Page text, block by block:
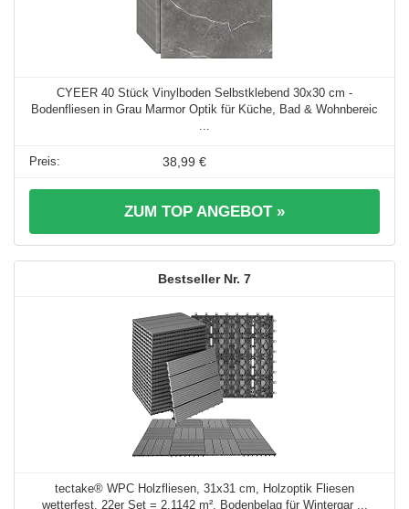
CYEER 40 Stück Vinylboden Selbstklebend 30x30 cm -
Bodenfliesen in Grau Marmor Optik für Küche, Bad & Wohnbereic
...
38,99 €
ZUM TOP ANGEBOT »
7
tectake® WPC Holzfliesen, 31x31 cm, Holzoptik Fliesen
wetterfest, 22er Set = 2,1142 m², Bodenbelag für Wintergar ...